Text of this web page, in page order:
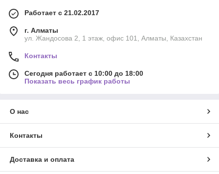
Работает с 21.02.2017
г. Алматы
ул. Жандосова 2, 1 этаж, офис 101, Алматы, Казахстан
Контакты
Сегодня работает с 10:00 до 18:00
Показать весь график работы
О нас
Контакты
Доставка и оплата